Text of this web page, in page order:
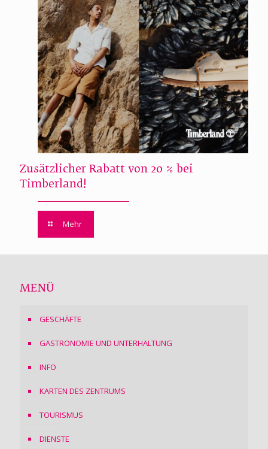
Zusätzlicher Rabatt von 20 % bei
Timberland!
Mehr
MENÜ
GESCHÄFTE
GASTRONOMIE UND UNTERHALTUNG
INFO
KARTEN DES ZENTRUMS
TOURISMUS
DIENSTE